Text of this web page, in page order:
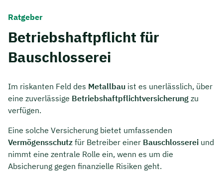
Finanzen
Über Uns
Kontakt
Ratgeber
Betriebshaftpflicht für
Bauschlosserei
Im riskanten Feld des Metallbau ist es unerlässlich, über
eine zuverlässige Betriebshaftpflichtversicherung zu
verfügen.
Eine solche Versicherung bietet umfassenden
Vermögensschutz für Betreiber einer Bauschlosserei und
nimmt eine zentrale Rolle ein, wenn es um die
Absicherung gegen finanzielle Risiken geht.